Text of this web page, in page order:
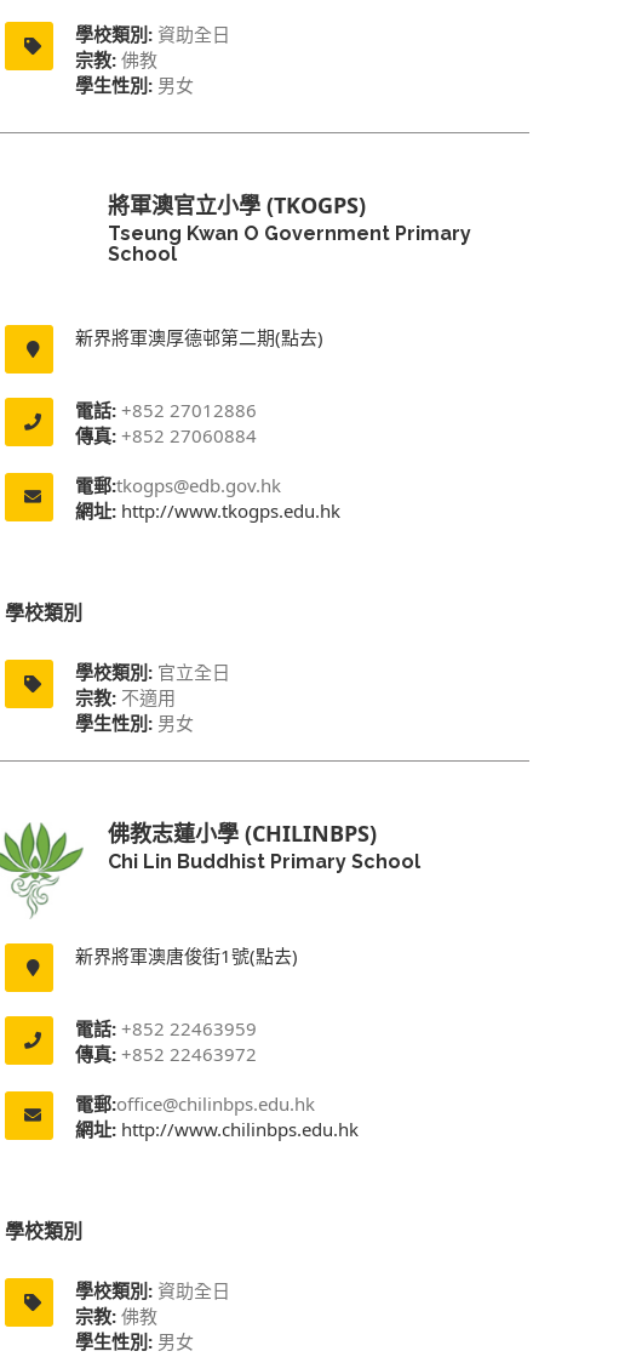
學校類別:資助全日
宗教:佛教
學生性別:男女
將軍澳官立小學 (TKOGPS)
Tseung Kwan O Government Primary
School
新界將軍澳厚德邨第二期(點去)
電話:+852 27012886
傳真:+852 27060884
電郵:tkogps@edb.gov.hk
網址:http://www.tkogps.edu.hk
學校類別
學校類別:官立全日
宗教:不適用
學生性別:男女
佛教志蓮小學 (CHILINBPS)
Chi Lin Buddhist Primary School
新界將軍澳唐俊街1號(點去)
電話:+852 22463959
傳真:+852 22463972
電郵:office@chilinbps.edu.hk
網址:http://www.chilinbps.edu.hk
學校類別
學校類別:資助全日
宗教:佛教
學生性別:男女